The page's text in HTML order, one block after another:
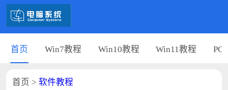
首页 Win7教程 Win10教程 Win11教程 PC
首页 > 软件教程